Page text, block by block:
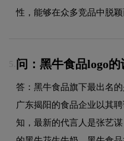
性，能够在众多竞品中脱
5. 问：黑牛食品logo
答：黑牛食品旗下最出名
广东揭阳的食品企业以其
知，最新的代言人是张艺